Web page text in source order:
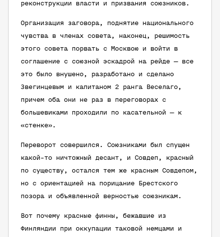
реконструкции власти и призвания союзников.
Организация заговора, поднятие национального
чувства в членах совета, наконец, решимость
этого совета порвать с Москвою и войти в
соглашение с союзной эскадрой на рейде — все
это было внушено, разработано и сделано
Звегинцевым и капитаном 2 ранга Веселаго,
причем оба они не раз в переговорах с
большевиками проходили по касательной — к
«стенке».
Переворот совершился. Союзниками был спущен
какой-то ничтожный десант, и Совдеп, красный
по существу, остался тем же красным Совдепом,
но с ориентацией на порицание Брестского
позора и объявленной верностью союзникам.
Вот почему красные финны, бежавшие из
Финляндии при оккупации таковой немцами и